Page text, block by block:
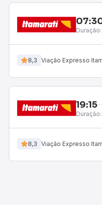
Duração:
8,3 Viação Expresso
19:15
Duração:
8,3 Viação Expresso